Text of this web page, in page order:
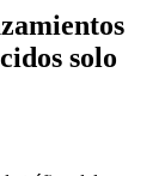
solo